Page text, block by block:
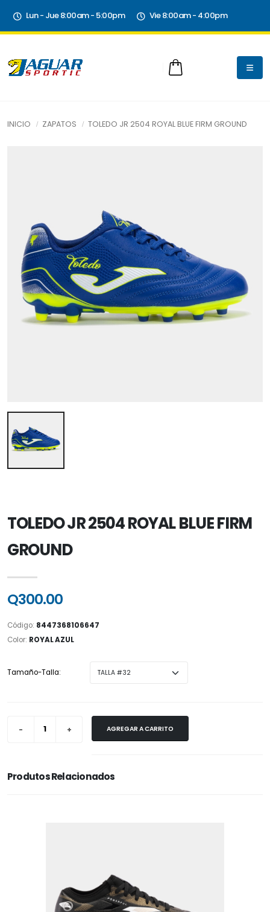
Lun - Jue 8:00am - 5:00pm Vie 8:00am - 4:00pm
INICIO ZAPATOS TOLEDO JR 2504 ROYAL BLUE FIRM GROUND
TOLEDO JR 2504 ROYAL BLUE FIRM
GROUND
Q300.00
Código: 8447368106647
Color: ROYAL AZUL
Tamaño-Talla:
AGREGAR A CARRITO
Produtos Relacionados